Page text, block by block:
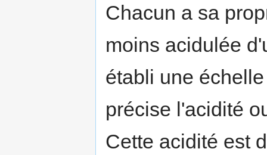
Chacun a sa
moins acidulée
établi une
précise l'acidité
Cette acidité est